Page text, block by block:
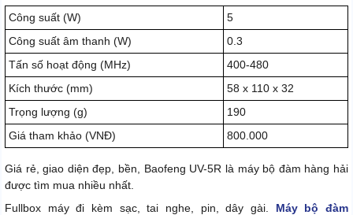
Công suất (W)
5
Công suất âm thanh (W)
0.3
Tấn số hoạt động (MHz)
400-480
Kích thước (mm)
58 x 110 x 32
Trọng lượng (g)
190
Giá tham khảo (VNĐ)
800.000
Giá rẻ, giao diện đẹp, bền, Baofeng UV-5R là máy bộ đàm hàng hải
được tìm mua nhiều nhất.
Fullbox máy đi kèm sạc, tai nghe, pin, dây gài. Máy bộ đàm